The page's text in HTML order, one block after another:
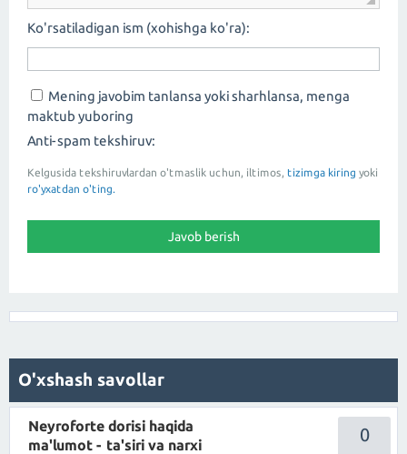
Ko'rsatiladigan ism (xohishga ko'ra):
Mening javobim tanlansa yoki sharhlansa, menga
maktub yuboring
Anti-spam tekshiruv:
Kelgusida tekshiruvlardan o'tmaslik uchun, iltimos, tizimga kiring yoki
ro'yxatdan o'ting.
O'xshash savollar
0
Neyroforte dorisi haqida
ma'lumot - ta'siri va narxi